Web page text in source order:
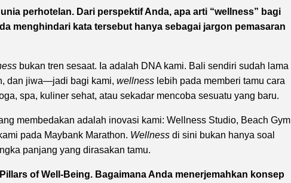
perhotelan. Dari perspektif Anda, apa arti “wellness” bagi
menghindari kata tersebut hanya sebagai jargon pemasaran
bukan tren sesaat. Ia adalah DNA kami. Bali sendiri sudah lama
dan jiwa—jadi bagi kami, wellness lebih pada memberi tamu cara
spa, kuliner sehat, atau sekadar mencoba sesuatu yang baru.
membedakan adalah inovasi kami: Wellness Studio, Beach Gym
pada Maybank Marathon. Wellness di sini bukan hanya soal
panjang yang dirasakan tamu.
of Well-Being. Bagaimana Anda menerjemahkan konsep